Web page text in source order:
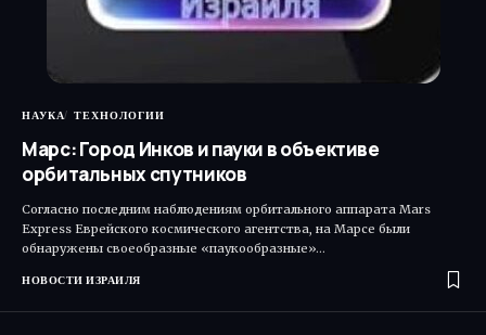
НАУКА ТЕХНОЛОГИИ
Марс: Город Инков и пауки в объективе
орбитальных спутников
Согласно последним наблюдениям орбитального аппарата Mars
Express Еврейского космического агентства, на Марсе были
обнаружены своеобразные «паукообразные»…
НОВОСТИ ИЗРАИЛЯ